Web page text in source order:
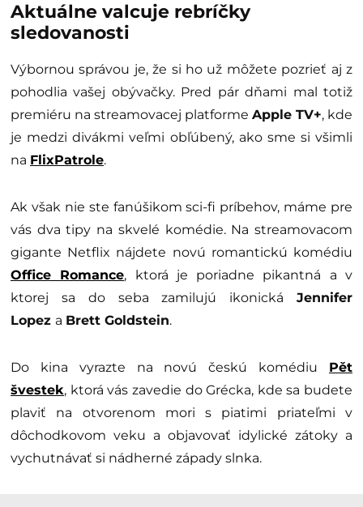
Aktuálne valcuje rebríčky
sledovanosti
Výbornou správou je, že si ho už môžete pozrieť aj z
pohodlia vašej obývačky. Pred pár dňami mal totiž
premiéru na streamovacej platforme Apple TV+, kde
je medzi divákmi veľmi obľúbený, ako sme si všimli
na FlixPatrole.
Ak však nie ste fanúšikom sci-fi príbehov, máme pre
vás dva tipy na skvelé komédie. Na streamovacom
gigante Netflix nájdete novú romantickú komédiu
Office Romance, ktorá je poriadne pikantná a v
ktorej sa do seba zamilujú ikonická Jennifer
Lopez a Brett Goldstein.
Do kina vyrazte na novú českú komédiu Pět
švestek, ktorá vás zavedie do Grécka, kde sa budete
plaviť na otvorenom mori s piatimi priateľmi v
dôchodkovom veku a objavovať idylické zátoky a
vychutnávať si nádherné západy slnka.